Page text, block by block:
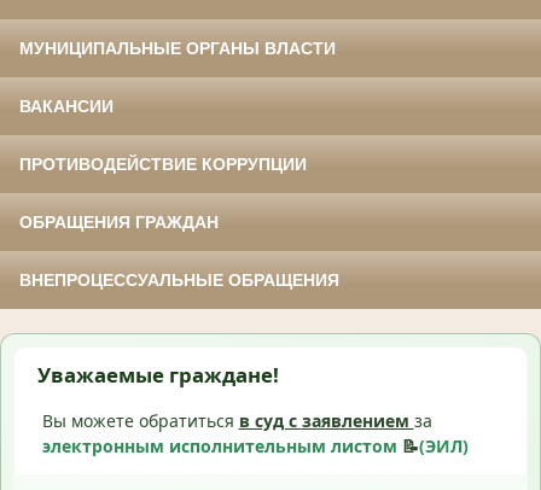
МУНИЦИПАЛЬНЫЕ ОРГАНЫ ВЛАСТИ
ВАКАНСИИ
ПРОТИВОДЕЙСТВИЕ КОРРУПЦИИ
ОБРАЩЕНИЯ ГРАЖДАН
ВНЕПРОЦЕССУАЛЬНЫЕ ОБРАЩЕНИЯ
Уважаемые граждане!
Вы можете обратиться в суд с заявлением за
электронным исполнительным листом 📝(ЭИЛ)